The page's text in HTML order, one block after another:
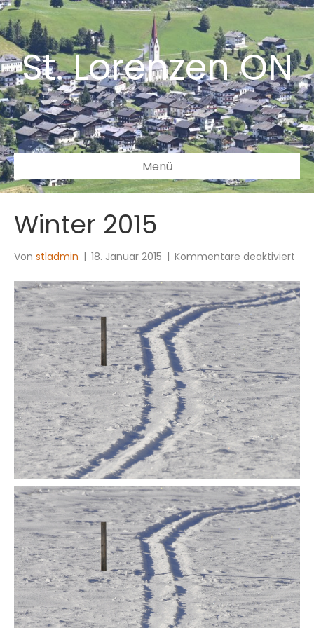
St. Lorenzen ON
Menü
Winter 2015
Von stladmin | 18. Januar 2015 | Kommentare deaktiviert
2015